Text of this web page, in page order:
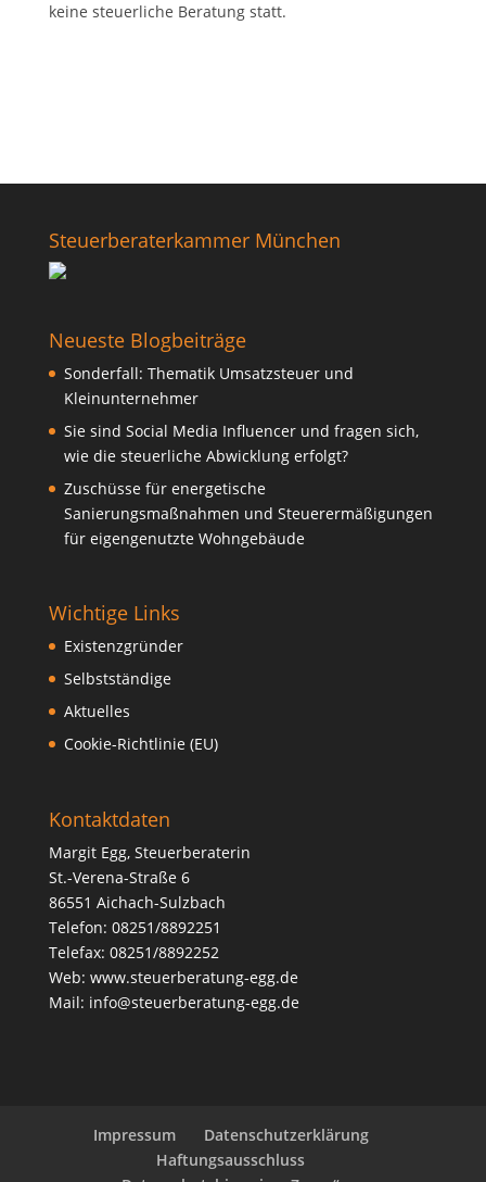
keine steuerliche Beratung statt.
Steuerberaterkammer München
Neueste Blogbeiträge
Sonderfall: Thematik Umsatzsteuer und
Kleinunternehmer
Sie sind Social Media Influencer und fragen sich,
wie die steuerliche Abwicklung erfolgt?
Zuschüsse für energetische
Sanierungsmaßnahmen und Steuerermäßigungen
für eigengenutzte Wohngebäude
Wichtige Links
Existenzgründer
Selbstständige
Aktuelles
Cookie-Richtlinie (EU)
Kontaktdaten
Margit Egg, Steuerberaterin
St.-Verena-Straße 6
86551 Aichach-Sulzbach
Telefon: 08251/8892251
Telefax: 08251/8892252
Web: www.steuerberatung-egg.de
Mail: info@steuerberatung-egg.de
Impressum
Datenschutzerklärung
Haftungsausschluss